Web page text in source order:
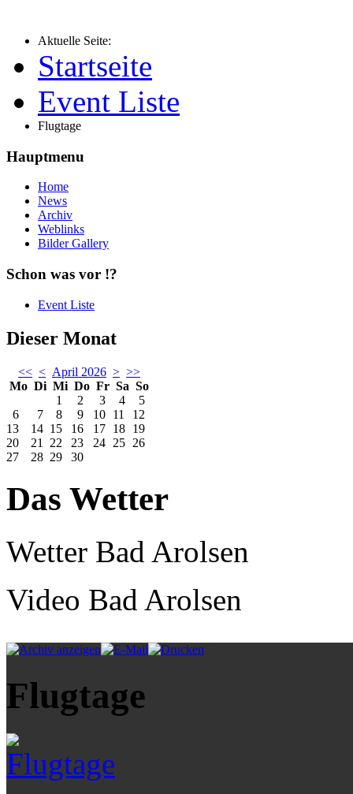
Aktuelle Seite:
Startseite
Event Liste
Flugtage
Hauptmenu
Home
News
Archiv
Weblinks
Bilder Gallery
Schon was vor !?
Event Liste
Dieser Monat
<< < April 2026 > >>
Mo Di Mi Do Fr Sa So
1
2 3 4
5
6
7 8 9 10 11
12
13
14 15 16 17 18 19
20
21 22 23 24 25 26
27
28 29 30
Das Wetter
Wetter Bad Arolsen
Video Bad Arolsen
Flugtage